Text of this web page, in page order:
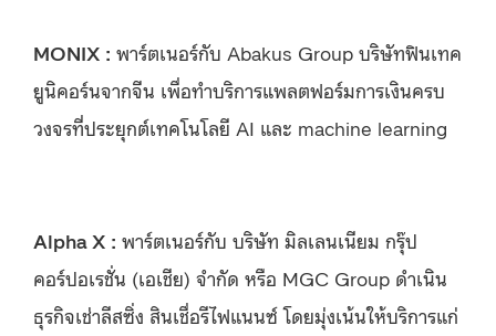
MONIX : พาร์ตเนอร์กับ Abakus Group บริษัทฟินเทค
ยูนิคอร์นจากจีน เพื่อทำบริการแพลตฟอร์มการเงินครบ
วงจรที่ประยุกต์เทคโนโลยี AI และ machine learning
Alpha X : พาร์ตเนอร์กับ บริษัท มิลเลนเนียม กรุ๊ป
คอร์ปอเรชั่น (เอเชีย) จำกัด หรือ MGC Group ดำเนิน
ธุรกิจเช่าลีสซิ่ง สินเชื่อรีไฟแนนซ์ โดยมุ่งเน้นให้บริการแก่